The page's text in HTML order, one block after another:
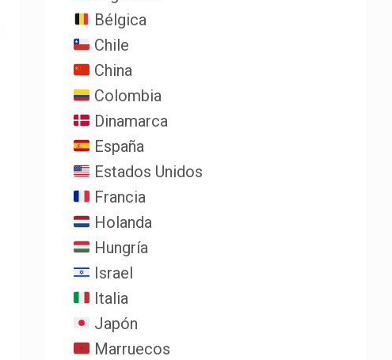
Bélgica
Chile
China
Colombia
Dinamarca
España
Estados Unidos
Francia
Holanda
Hungría
Israel
Italia
Japón
Marruecos